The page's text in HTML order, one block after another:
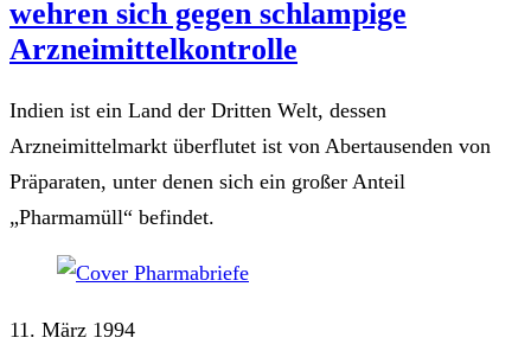
wehren sich gegen schlampige
Arzneimittelkontrolle
Indien ist ein Land der Dritten Welt, dessen
Arzneimittelmarkt überflutet ist von Abertausenden von
Präparaten, unter denen sich ein großer Anteil
„Pharmamüll“ befindet.
11. März 1994